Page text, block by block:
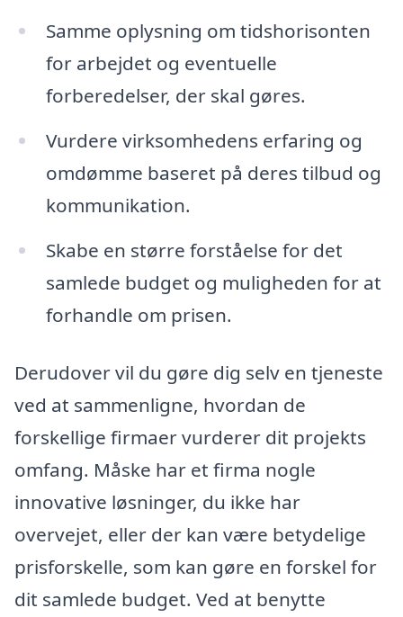
Samme oplysning om tidshorisonten
for arbejdet og eventuelle
forberedelser, der skal gøres.
Vurdere virksomhedens erfaring og
omdømme baseret på deres tilbud og
kommunikation.
Skabe en større forståelse for det
samlede budget og muligheden for at
forhandle om prisen.
Derudover vil du gøre dig selv en tjeneste
ved at sammenligne, hvordan de
forskellige firmaer vurderer dit projekts
omfang. Måske har et firma nogle
innovative løsninger, du ikke har
overvejet, eller der kan være betydelige
prisforskelle, som kan gøre en forskel for
dit samlede budget. Ved at benytte